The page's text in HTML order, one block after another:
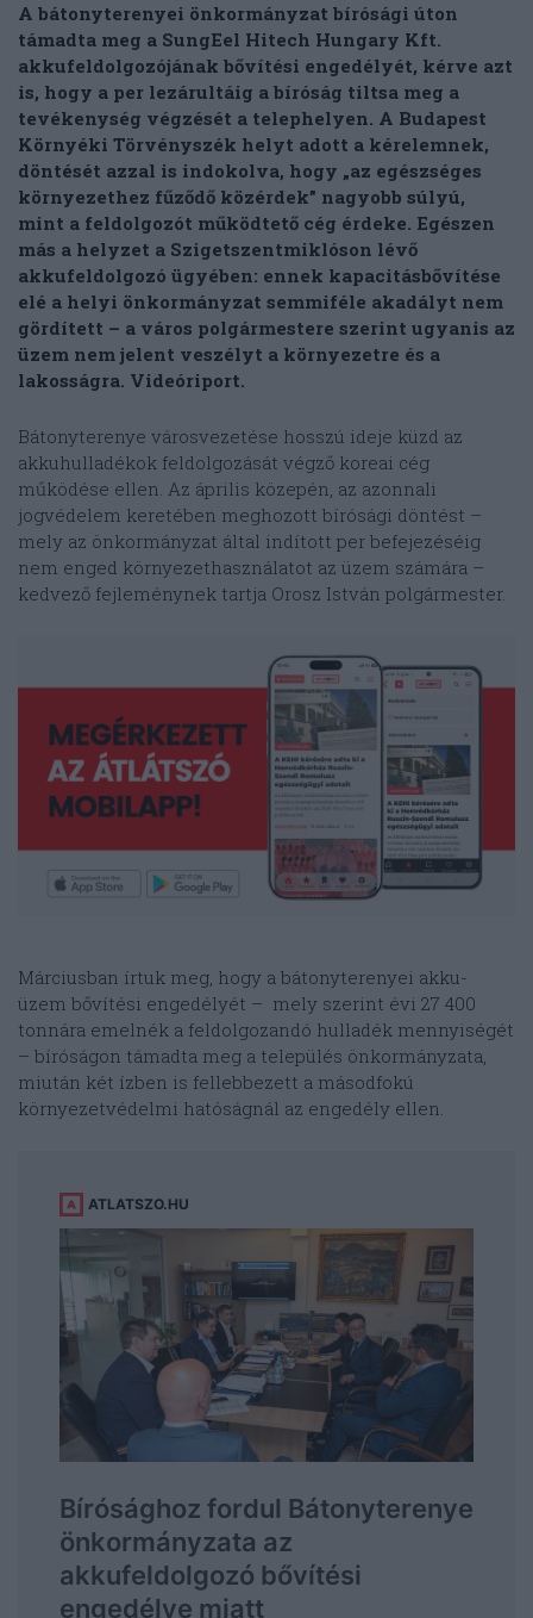
A bátonyterenyei önkormányzat bírósági úton
támadta meg a SungEel Hitech Hungary Kft.
akkufeldolgozójának bővítési engedélyét, kérve azt
is, hogy a per lezárultáig a bíróság tiltsa meg a
tevékenység végzését a telephelyen. A Budapest
Környéki Törvényszék helyt adott a kérelemnek,
döntését azzal is indokolva, hogy „az egészséges
környezethez fűződő közérdek” nagyobb súlyú,
mint a feldolgozót működtető cég érdeke. Egészen
más a helyzet a Szigetszentmiklóson lévő
akkufeldolgozó ügyében: ennek kapacitásbővítése
elé a helyi önkormányzat semmiféle akadályt nem
gördített – a város polgármestere szerint ugyanis az
üzem nem jelent veszélyt a környezetre és a
lakosságra. Videóriport.
Bátonyterenye városvezetése hosszú ideje küzd az
akkuhulladékok feldolgozását végző koreai cég
működése ellen. Az április közepén, az azonnali
jogvédelem keretében meghozott bírósági döntést –
mely az önkormányzat által indított per befejezéséig
nem enged környezethasználatot az üzem számára –
kedvező fejleménynek tartja Orosz István polgármester.
Márciusban írtuk meg, hogy a bátonyterenyei akku-
üzem bővítési engedélyét – mely szerint évi 27 400
tonnára emelnék a feldolgozandó hulladék mennyiségét
– bíróságon támadta meg a település önkormányzata,
miután két ízben is fellebbezett a másodfokú
környezetvédelmi hatóságnál az engedély ellen.